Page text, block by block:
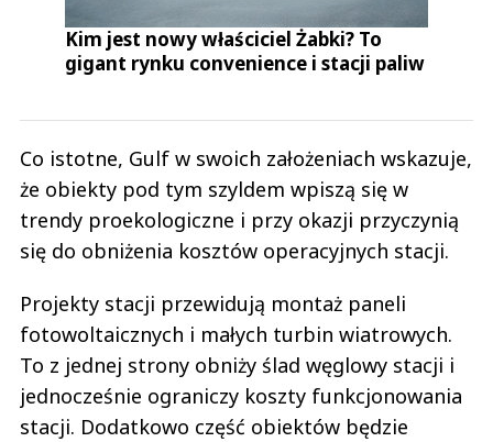
Kim jest nowy właściciel Żabki? To
gigant rynku convenience i stacji paliw
Co istotne, Gulf w swoich założeniach wskazuje,
że obiekty pod tym szyldem wpiszą się w
trendy proekologiczne i przy okazji przyczynią
się do obniżenia kosztów operacyjnych stacji.
Projekty stacji przewidują montaż paneli
fotowoltaicznych i małych turbin wiatrowych.
To z jednej strony obniży ślad węglowy stacji i
jednocześnie ograniczy koszty funkcjonowania
stacji. Dodatkowo część obiektów będzie